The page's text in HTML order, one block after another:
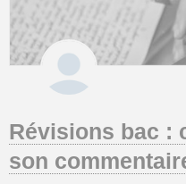
Révisions bac :
son